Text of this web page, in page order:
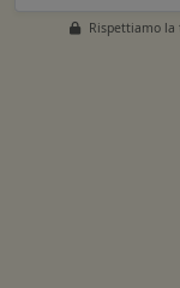
Rispettiamo la